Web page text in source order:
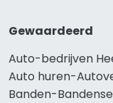
Gewaardeerd
Auto-bedrijven
Auto huren-
Banden-